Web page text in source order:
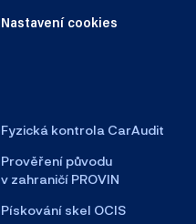
Nastavení cookies
Fyzická kontrola CarAudit
Prověření původu
v zahraničí PROVIN
Pískování skel OCIS